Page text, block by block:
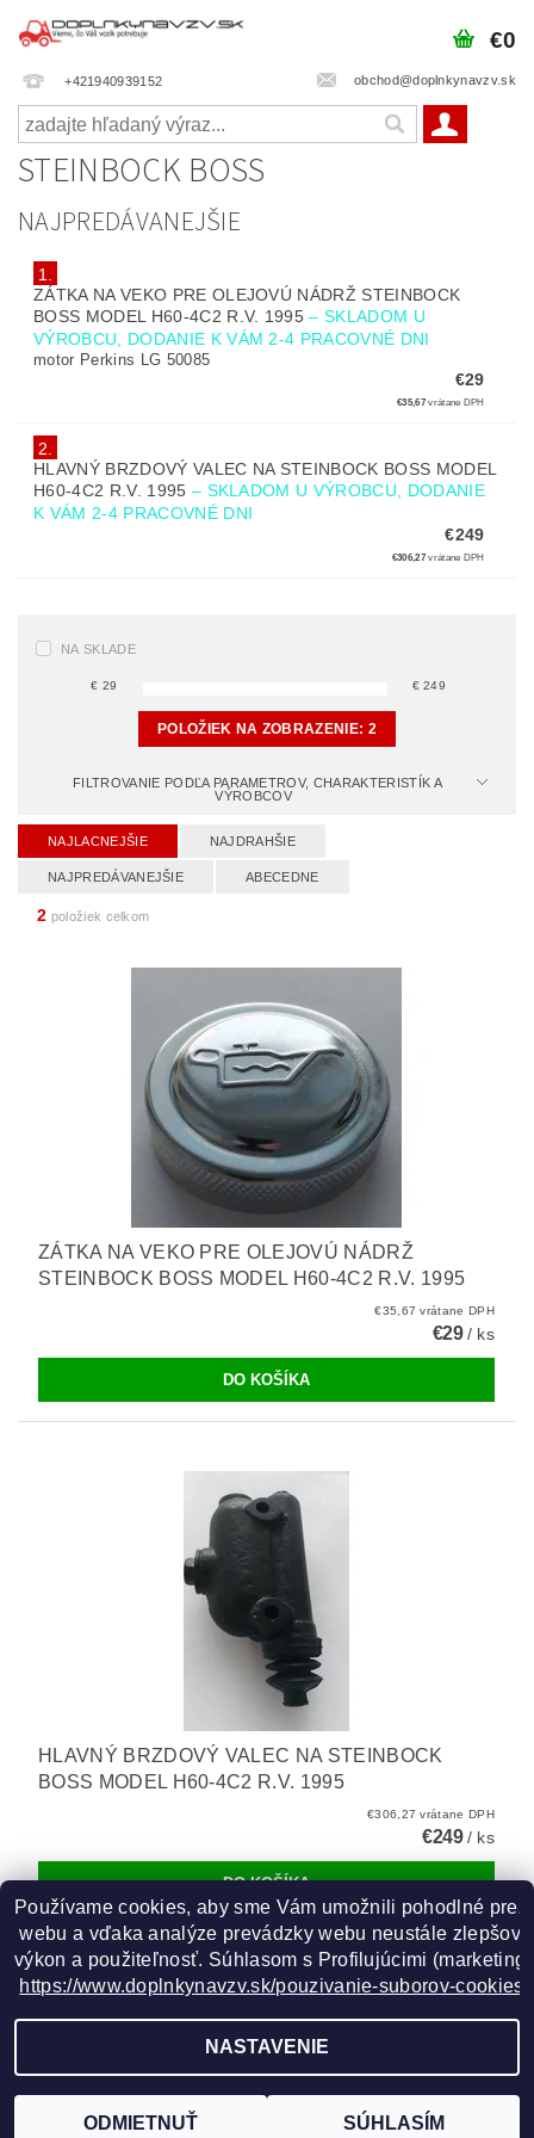
+421940939152 obchod@doplnkynavzv.sk
€0
STEINBOCK BOSS
NAJPREDÁVANEJŠIE
1.
ZÁTKA NA VEKO PRE OLEJOVÚ NÁDRŽ STEINBOCK
BOSS MODEL H60-4C2 R.V. 1995–SKLADOM U
VÝROBCU, DODANIE K VÁM 2-4 PRACOVNÉ DNI
motor Perkins LG 50085
€29
€35,67vrátane DPH
2.
HLAVNÝ BRZDOVÝ VALEC NA STEINBOCK BOSS MODEL
H60-4C2 R.V. 1995 – SKLADOM U VÝROBCU, DODANIE
K VÁM 2-4 PRACOVNÉ DNI
€249
€306,27vrátane DPH
NA SKLADE
€ 29 €249
POLOŽIEK NA ZOBRAZENIE: 2
FILTROVANIE PODĽA PARAMETROV, CHARAKTERISTÍK A
VÝROBCOV
NAJLACNEJŠIE NAJDRAHŠIE
NAJPREDÁVANEJŠIE ABECEDNE
2 položiek celkom
ZÁTKA NA VEKO PRE OLEJOVÚ NÁDRŽ
STEINBOCK BOSS MODEL H60-4C2 R.V. 1995
€35,67 vrátane DPH
€29/ ks
HLAVNÝ BRZDOVÝ VALEC NA STEINBOCK
BOSS MODEL H60-4C2 R.V. 1995
€306,27 vrátane DPH
€249/ ks
GOOGLE
2026 ©www.doplnkynavzv.sk, všetky práva vyhradené
Používame cookies, aby sme Vám umožnili pohodlné
webu a vďaka analýze prevádzky webu neustále
výkon a použiteľnosť. Súhlasom s Profilujúcimi
https://www.doplnkynavzv.sk/pouzivanie-suborov-cookies/
NASTAVENIE
ODMIETNUŤ SÚHLASÍM